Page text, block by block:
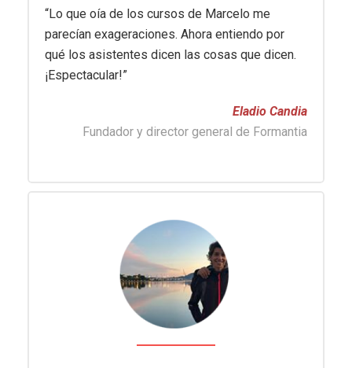
“Lo que oía de los cursos de Marcelo me
parecían exageraciones. Ahora entiendo por
qué los asistentes dicen las cosas que dicen.
¡Espectacular!”
Eladio Candia
Fundador y director general de Formantia